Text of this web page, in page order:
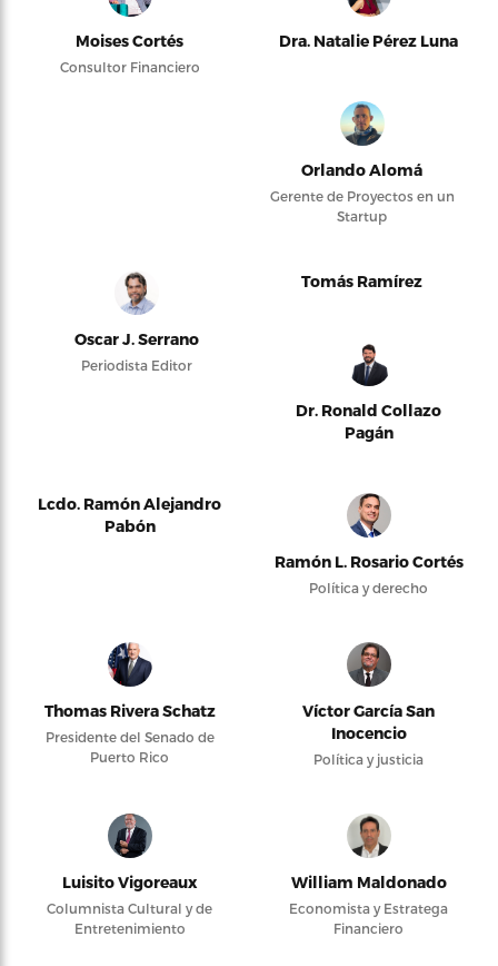
Moises Cortés
Consultor Financiero
Dra. Natalie Pérez Luna
Orlando Alomá
Gerente de Proyectos en un
Startup
Oscar J. Serrano
Periodista Editor
Tomás Ramírez
Dr. Ronald Collazo
Pagán
Lcdo. Ramón Alejandro
Pabón
Ramón L. Rosario Cortés
Política y derecho
Thomas Rivera Schatz
Presidente del Senado de
Puerto Rico
Víctor García San
Inocencio
Política y justicia
Luisito Vigoreaux
Columnista Cultural y de
Entretenimiento
William Maldonado
Economista y Estratega
Financiero